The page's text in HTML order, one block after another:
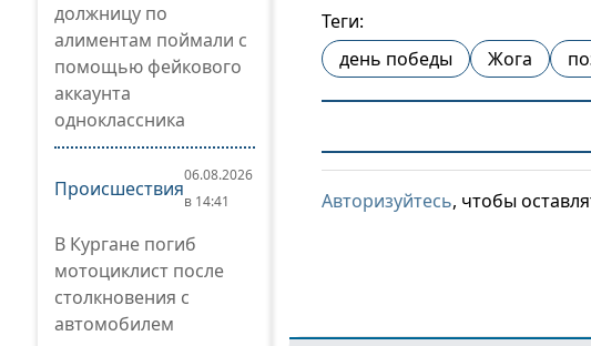
должницу по
алиментам поймали с
помощью фейкового
аккаунта
одноклассника
Происшествия
06.08.2026
в 14:41
В Кургане погиб
мотоциклист после
столкновения с
автомобилем
Теги:
день победы
Жога
Авторизуйтесь, чтобы